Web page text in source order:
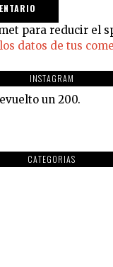
para reducir el
datos de tus
INSTAGRAM
un 200.
CATEGORIAS